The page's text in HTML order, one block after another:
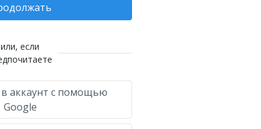
или, если
аккаунт с помощью
Google